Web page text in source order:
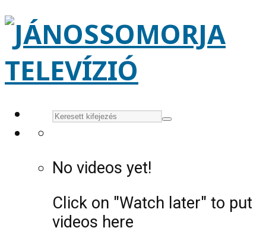
No videos yet!
Click on "Watch later" to put
videos here